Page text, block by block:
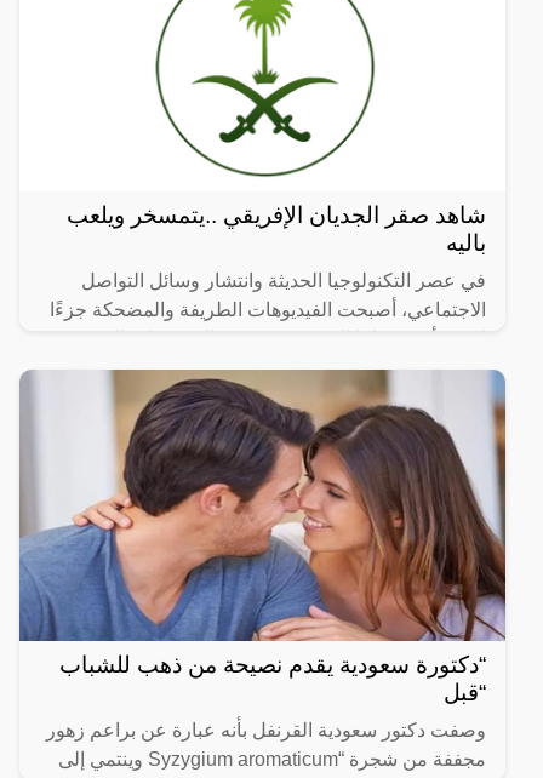
شاهد صقر الجديان الإفريقي ..يتمسخر ويلعب
باليه
في عصر التكنولوجيا الحديثة وانتشار وسائل التواصل
الاجتماعي، أصبحت الفيديوهات الطريفة والمضحكة جزءًا
انتشرت
“دكتورة سعودية يقدم نصيحة من ذهب للشباب
“قبل
وصفت دكتور سعودية القرنفل بأنه عبارة عن براعم زهور
مجففة من شجرة “Syzygium aromaticum وينتمي إلى